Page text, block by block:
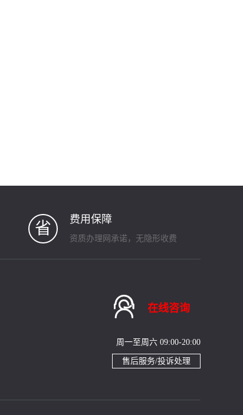
省 费用保障
资质办理网承诺，无隐形收费
 在线咨询
周一至周六 09:00-20:00
售后服务/投诉处理